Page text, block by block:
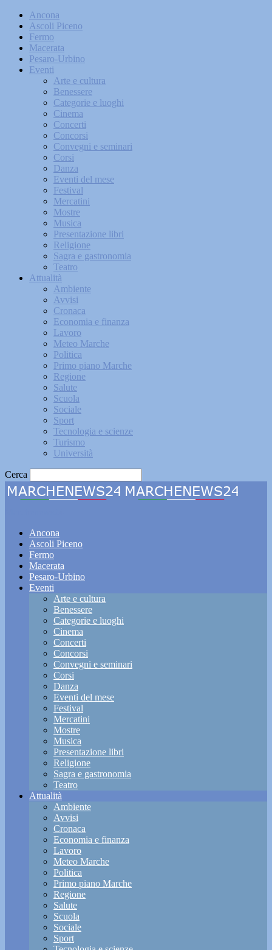
Ancona
Ascoli Piceno
Fermo
Macerata
Pesaro-Urbino
Eventi
Arte e cultura
Benessere
Categorie e luoghi
Cinema
Concerti
Concorsi
Convegni e seminari
Corsi
Danza
Eventi del mese
Festival
Mercatini
Mostre
Musica
Presentazione libri
Religione
Sagra e gastronomia
Teatro
Attualità
Ambiente
Avvisi
Cronaca
Economia e finanza
Lavoro
Meteo Marche
Politica
Primo piano Marche
Regione
Salute
Scuola
Sociale
Sport
Tecnologia e scienze
Turismo
Università
Cerca
Ancona
Ascoli Piceno
Fermo
Macerata
Pesaro-Urbino
Eventi
Arte e cultura
Benessere
Categorie e luoghi
Cinema
Concerti
Concorsi
Convegni e seminari
Corsi
Danza
Eventi del mese
Festival
Mercatini
Mostre
Musica
Presentazione libri
Religione
Sagra e gastronomia
Teatro
Attualità
Ambiente
Avvisi
Cronaca
Economia e finanza
Lavoro
Meteo Marche
Politica
Primo piano Marche
Regione
Salute
Scuola
Sociale
Sport